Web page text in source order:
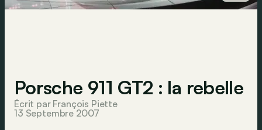
Porsche 911 GT2 : la rebelle
Écrit par François Piette
13 Septembre 2007